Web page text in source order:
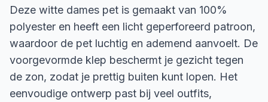
Deze witte dames pet is gemaakt van 100%
polyester en heeft een licht geperforeerd patroon,
waardoor de pet luchtig en ademend aanvoelt. De
voorgevormde klep beschermt je gezicht tegen
de zon, zodat je prettig buiten kunt lopen. Het
eenvoudige ontwerp past bij veel outfits,